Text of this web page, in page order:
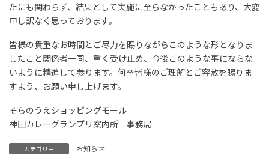
たにも関わらず、結果として実施に至らなかったこともあり、大変
申し訳なく思っております。
皆様の貴重なお時間とご尽力を賜りながらこのような形となりま
したこと関係者一同、重く受け止め、今後このような事にならな
いように精進して参ります。何卒皆様のご理解とご容赦を賜りま
すよう、お願い申し上げます。
そらのうえショッピングモール
神田カレーグランプリ案内所 事務局
カテゴリー お知らせ